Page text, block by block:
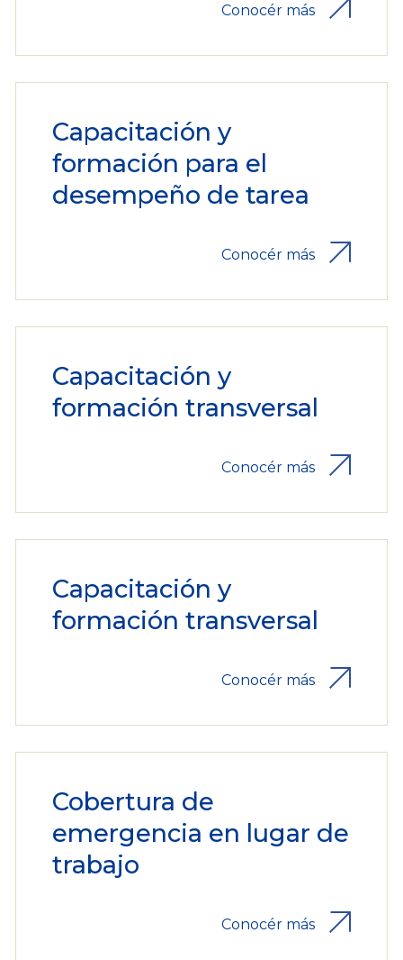
Conocér más
Capacitación y
formación para el
desempeño de tarea
Conocér más
Capacitación y
formación transversal
Conocér más
Capacitación y
formación transversal
Conocér más
Cobertura de
emergencia en lugar de
trabajo
Conocér más